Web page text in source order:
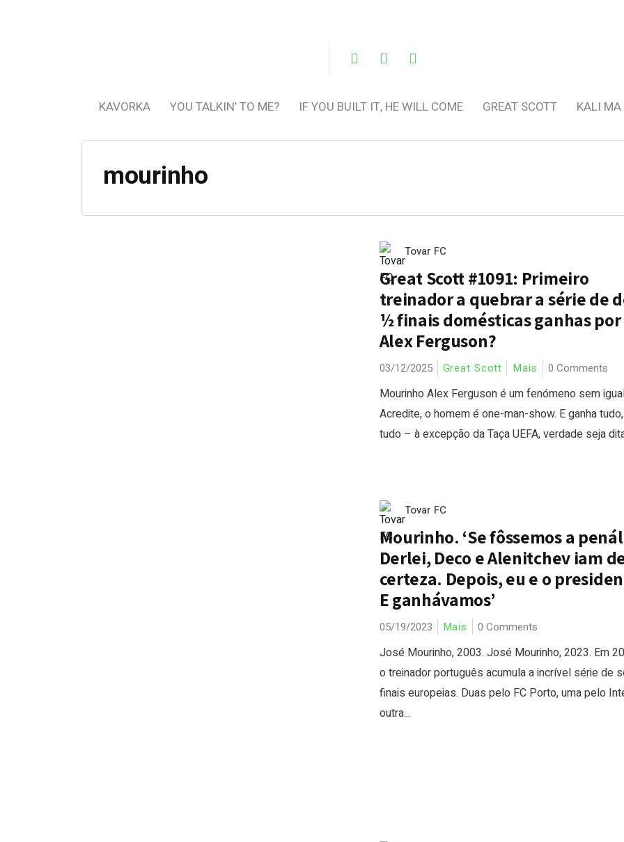
KAVORKA YOU TALKIN’ TO ME? IF YOU BUILT IT, HE WILL COME GREAT SCOTT KALI MA
mourinho
Tovar FC
Great Scott #1091: Primeiro
treinador a quebrar a série de
½ finais domésticas ganhas por
Alex Ferguson?
03/12/2025 Great Scott Mais 0 Comments
Mourinho Alex Ferguson é um fenómeno sem
Acredite, o homem é one-man-show. E ganha
tudo – à excepção da Taça UEFA, verdade seja
Tovar FC
Mourinho. ‘Se fôssemos a
Derlei, Deco e Alenitchev iam
certeza. Depois, eu e o
E ganhávamos’
05/19/2023 Mais 0 Comments
José Mourinho, 2003. José Mourinho, 2023. Em
o treinador português acumula a incrível série de
finais europeias. Duas pelo FC Porto, uma pelo
outra...